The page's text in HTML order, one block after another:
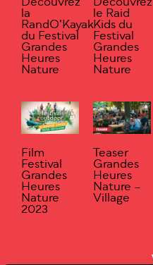
la
RandO’Kayak
du Festival
Grandes
Heures
Nature
le Raid
Kids du
Festival
Grandes
Heures
Nature
Film
Festival
Grandes
Heures
Nature
2023
Teaser
Grandes
Heures
Nature –
Village